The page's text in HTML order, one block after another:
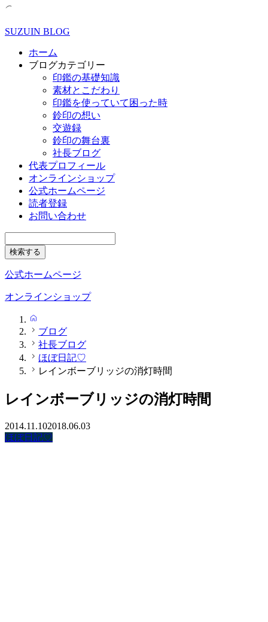
SUZUIN BLOG
ホーム
ブログカテゴリー
印鑑の基礎知識
素材とこだわり
印鑑を使っていて困った時
鈴印の想い
交遊録
鈴印の舞台裏
社長ブログ
代表プロフィール
オンラインショップ
公式ホームページ
読者登録
お問い合わせ
公式ホームページ
オンラインショップ
ブログ
社長ブログ
ほぼ日記♡
レインボーブリッジの消灯時間
レインボーブリッジの消灯時間
2014.11.102018.06.03
ほぼ日記♡